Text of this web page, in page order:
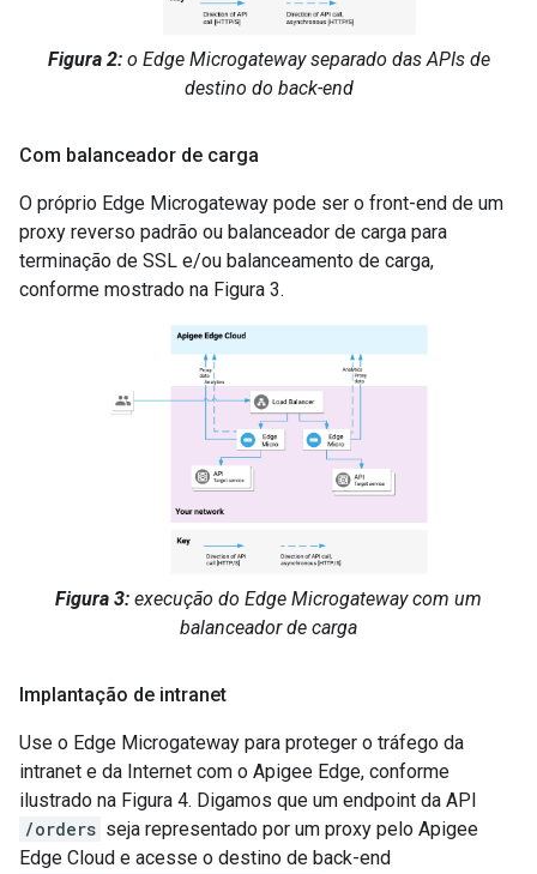
Figura 2: o Edge Microgateway separado das APIs de
destino do back-end
Com balanceador de carga
O próprio Edge Microgateway pode ser o front-end de um
proxy reverso padrão ou balanceador de carga para
terminação de SSL e/ou balanceamento de carga,
conforme mostrado na Figura 3.
Figura 3: execução do Edge Microgateway com um
balanceador de carga
Implantação de intranet
Use o Edge Microgateway para proteger o tráfego da
intranet e da Internet com o Apigee Edge, conforme
ilustrado na Figura 4. Digamos que um endpoint da API
/orders seja representado por um proxy pelo Apigee
Edge Cloud e acesse o destino de back-end